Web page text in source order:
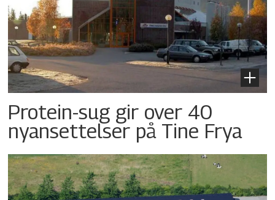
Protein-sug gir over 40
nyansettelser på Tine Frya